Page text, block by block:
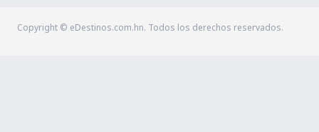
Copyright © eDestinos.com.hn. Todos los derechos reservados.